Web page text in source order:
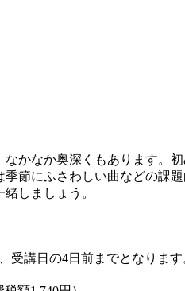
かなか奥深くもあります。
節にふさわしい曲などの課
しましょう。
受講日の4日前までとなります